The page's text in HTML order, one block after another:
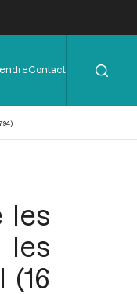
Contact
les
les